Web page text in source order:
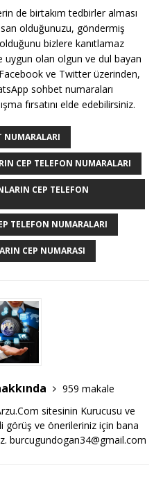
de birtakım tedbirler alması
olduğunuzu, göndermiş
bizlere kanıtlamaz
uygun olan olgun ve dul bayan
ve Twitter üzerinden,
sohbet numaraları
fırsatını elde edebilirsiniz.
NUMARALARI
CEP TELEFON NUMARALARI
CEP TELEFON
TELEFON NUMARALARI
CEP NUMARASI
959 makale
sitesinin Kurucusu ve
görüş ve önerileriniz için bana
burcugundogan34@gmail.com